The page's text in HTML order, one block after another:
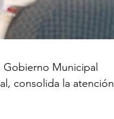
Municipal
consolida la atención